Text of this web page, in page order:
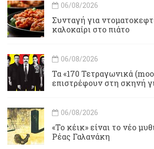
06/08/2026
Συνταγή για
καλοκαίρι στο πιάτο
06/08/2026
Τα «170 Τετραγωνικά
επιστρέφουν στη σκηνή
06/08/2026
«Το κέικ» είναι το νέο
Ρέας Γαλανάκη